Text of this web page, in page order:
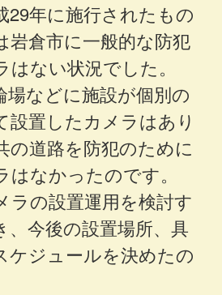
29年に施行されたもの
岩倉市に一般的な防犯
ない状況でした。
場などに施設が個別の
設置したカメラはあり
の道路を防犯のために
なかったのです。
ラの設置運用を検討す
、今後の設置場所、具
ケジュールを決めたの